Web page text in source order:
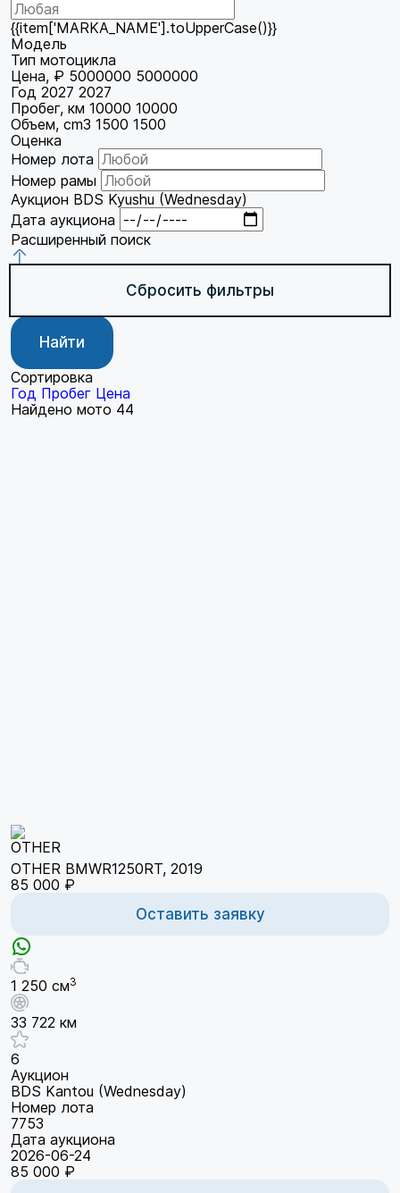
{{item['MARKA_NAME'].toUpperCase()}}
Модель
Тип мотоцикла
Цена, ₽ 5000000 5000000
Год 2027 2027
Пробег, км 10000 10000
Объем, cm3 1500 1500
Оценка
Номер лота
Номер рамы
Аукцион BDS Kyushu (Wednesday)
Дата аукциона
Расширенный поиск
Сбросить фильтры
Найти
Сортировка
Год Пробег Цена
Найдено мото 44
OTHER BMWR1250RT, 2019
85 000 ₽
Оставить заявку
1 250 см3
33 722 км
6
Аукцион
BDS Kantou (Wednesday)
Номер лота
7753
Дата аукциона
2026-06-24
85 000 ₽